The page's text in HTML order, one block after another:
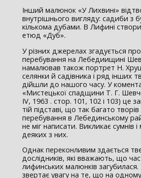
Інший малюнок «У Лихвині»
внутрішнього вигляду: садиби з
кількома дубами. В Лифині
етюд «Дуб».
У різних джерелах згадується
перебування на Лебедиищині
намалював також портрет Н.
селянки й садівника і ряд інших
дійшли до нашого часу. У
«Мистецької спадщини Т. Г.
IV, 1963 . стор. 101, 102 і 103) це
тій підставі, що так багато
перебування в Лебединському
не міг написати. Викликає сумнів
деяких з них.
Однак переконливим здається
дослідників, які вважають, що
лифинських малюнків
звертає увагу на те, що на